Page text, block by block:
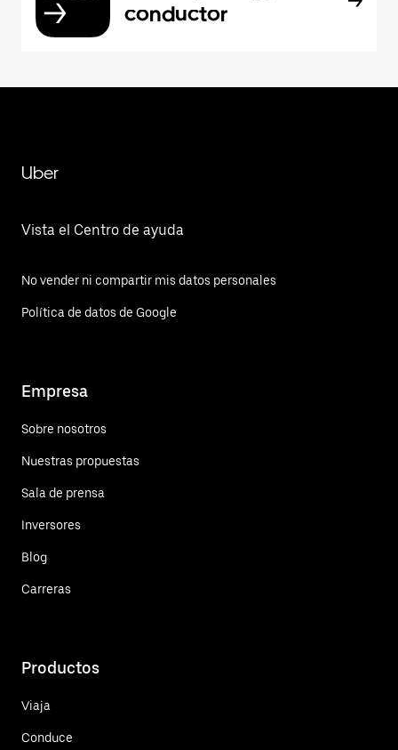
conductor
Uber
Vista el Centro de ayuda
No vender ni compartir mis datos personales
Política de datos de Google
Empresa
Sobre nosotros
Nuestras propuestas
Sala de prensa
Inversores
Blog
Carreras
Productos
Viaja
Conduce